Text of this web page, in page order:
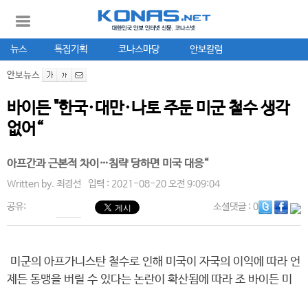
뉴스 특집기획 코나스마당 안보칼럼
안보뉴스
바이든 "한국·대만·나토 주둔 미군 철수 생각
없어“
아프간과 근본적 차이…침략 당하면 미국 대응“
Written by. 최경선 입력 : 2021-08-20 오전 9:09:04
공유: 소셜댓글: 0
미군의 아프가니스탄 철수로 인해 미국이 자국의 이익에 따라 언
제든 동맹을 버릴 수 있다는 논란이 확산됨에 따라 조 바이든 미